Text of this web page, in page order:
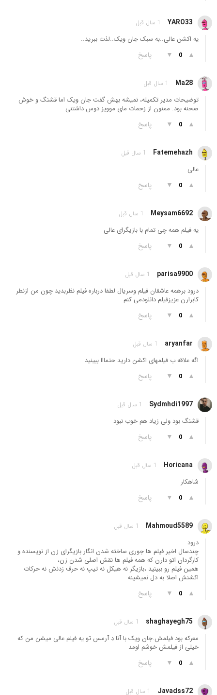
YARO33 1 سال قبل
یه اکشن عالی..به سبک جان ویک..لذت ببرید..
▲
0
▼ پاسخ
Ma28 1 سال قبل
توضیحات مدیر تکمیله، نمیشه بهش گفت جان ویک اما قشنگ و خوش
صحنه بود. ممنون از زحمات مای موویز دوس داشتنی
▲
0
▼ پاسخ
Fatemehazh 1 سال قبل
عالی
▲
0
▼ پاسخ
Meysam6692 1 سال قبل
یه فیلم همه چی تمام با بازیگرای عالی
▲
0
▼ پاسخ
parisa9900 1 سال قبل
درود برهمه عاشقان فیلم وسریال لطفا درباره فیلم نظربدید چون من ازنطر
کابرارن عزیزفیلم دانلودمی کنم
▲
0
▼ پاسخ
aryanfar 1 سال قبل
اگه علاقه ب فیلمهای اکشن دارید حتمااا ببینید
▲
0
▼ پاسخ
Sydmhdi1997 1 سال قبل
قشنگ بود ولی زیاد هم خوب نبود
▲
0
▼ پاسخ
Horicana 1 سال قبل
شاهکار
▲
0
▼ پاسخ
Mahmoud5589 1 سال قبل
درود
چندسال اخیر فیلم ها جوری ساخته شدن انگار بازیگرای زن از نویسنده و
کارگردان اتو دارن که همه فیلم ها نقش اصلی شدن زن،
همین فیلم رو ببینید ،بازیگر نه هیکل نه تیپ نه حرف زدنش نه حرکات
اکشنش اصلا به دل نمیشینه
▲
0
▼ پاسخ
shaghayegh75 1 سال قبل
معرکه بود فیلمش.جان ویک با آنا دِ آرمس تو یه فیلم عالی میشن من که
خیلی از فیلمش خوشم اومد
▲
0
▼ پاسخ
Javadss72 1 سال قبل